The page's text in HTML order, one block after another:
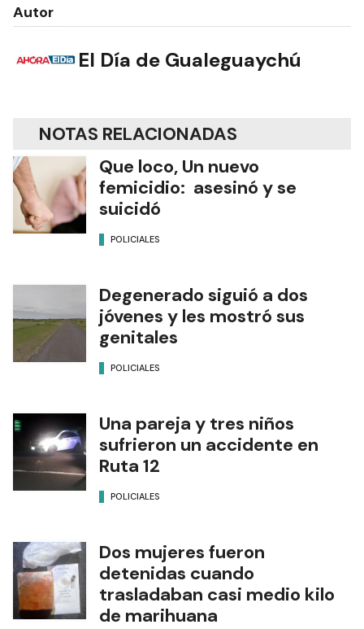
Autor
El Día de Gualeguaychú
NOTAS RELACIONADAS
Que loco, Un nuevo
femicidio: asesinó y se
suicidó
POLICIALES
Degenerado siguió a dos
jóvenes y les mostró sus
genitales
POLICIALES
Una pareja y tres niños
sufrieron un accidente en
Ruta 12
POLICIALES
Dos mujeres fueron
detenidas cuando
trasladaban casi medio kilo
de marihuana